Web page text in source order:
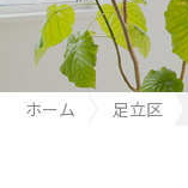
ホーム
足立区